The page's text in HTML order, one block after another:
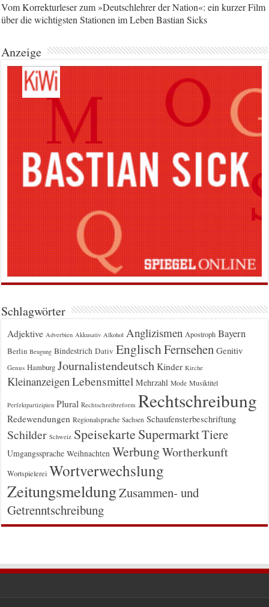
Vom Korrekturleser zum »Deutschlehrer der Nation«: ein kurzer Film
über die wichtigsten Stationen im Leben Bastian Sicks
Anzeige
Schlagwörter
Adjektive Adverbien Akkusativ Alkohol Anglizismen Apostroph Bayern
Berlin Beugung Bindestrich Dativ EnglischFernsehen Genitiv
Genus Hamburg Journalistendeutsch Kinder Kirche
Kleinanzeigen Lebensmittel Mehrzahl Mode Musiktitel
Perfektpartizipien Plural Rechtschreibreform Rechtschreibung
Redewendungen Regionalsprache Sachsen Schaufensterbeschriftung
Schilder Schweiz Speisekarte SupermarktTiere
Umgangssprache Weihnachten WerbungWortherkunft
Wortspielerei Wortverwechslung
ZeitungsmeldungZusammen- und
Getrenntschreibung